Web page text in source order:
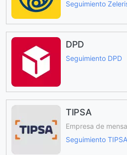
Seguimiento
DPD
Seguimiento DPD
TIPSA
Empresa de
Seguimiento TIPSA